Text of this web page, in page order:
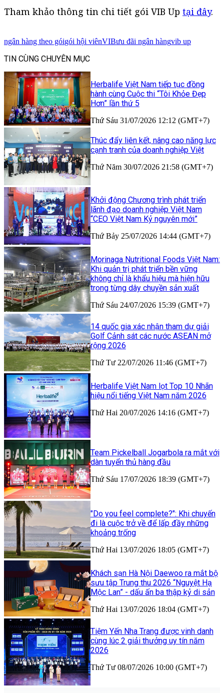
Tham khảo thông tin chi tiết gói VIB Up tại đây.
ngân hàng theo góigói hội viênVIBưu đãi ngân hàngvib up
TIN CÙNG CHUYÊN MỤC
Herbalife Việt Nam tiếp tục đồng
hành cùng Cuộc thi “Tôi Khỏe Đẹp
Hơn” lần thứ 5
Thứ Sáu 31/07/2026 12:12 (GMT+7)
Thúc đẩy liên kết, nâng cao năng lực
cạnh tranh của doanh nghiệp Việt
Thứ Năm 30/07/2026 21:58 (GMT+7)
Khởi động Chương trình phát triển
lãnh đạo doanh nghiệp Việt Nam
“CEO Việt Nam Kỷ nguyên mới”
Thứ Bảy 25/07/2026 14:44 (GMT+7)
Morinaga Nutritional Foods Việt Nam:
Khi quản trị phát triển bền vững
không chỉ là khẩu hiệu mà hiện hữu
trong từng dây chuyền sản xuất
Thứ Sáu 24/07/2026 15:39 (GMT+7)
14 quốc gia xác nhận tham dự giải
Golf Cảnh sát các nước ASEAN mở
rộng 2026
Thứ Tư 22/07/2026 11:46 (GMT+7)
Herbalife Việt Nam lọt Top 10 Nhãn
hiệu nổi tiếng Việt Nam năm 2026
Thứ Hai 20/07/2026 14:16 (GMT+7)
Team Pickelball Jogarbola ra mắt với
dàn tuyển thủ hàng đầu
Thứ Sáu 17/07/2026 18:39 (GMT+7)
"Do you feel complete?": Khi chuyến
đi là cuộc trở về để lấp đầy những
khoảng trống
Thứ Hai 13/07/2026 18:05 (GMT+7)
Khách sạn Hà Nội Daewoo ra mắt bộ
sưu tập Trung thu 2026 “Nguyệt Hạ
Mộc Lan” - dấu ấn ba thập kỷ di sản
Thứ Hai 13/07/2026 18:04 (GMT+7)
Tiệm Yến Nha Trang được vinh danh
cùng lúc 2 giải thưởng uy tín năm
2026
Thứ Tư 08/07/2026 10:00 (GMT+7)